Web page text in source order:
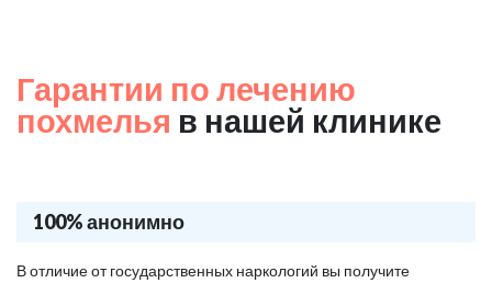
Гарантии по лечению
похмелья в нашей клинике
100% анонимно
В отличие от государственных наркологий вы получите